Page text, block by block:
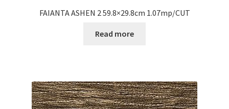
FAIANTA ASHEN 2 59.8×29.8cm 1.07mp/CUT
Read more